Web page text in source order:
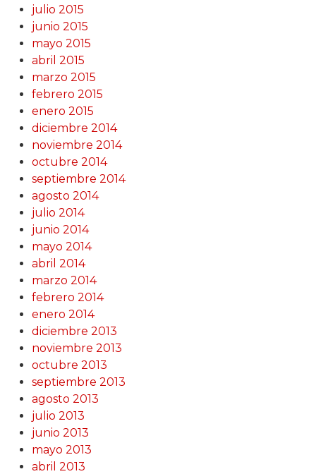
julio 2015
junio 2015
mayo 2015
abril 2015
marzo 2015
febrero 2015
enero 2015
diciembre 2014
noviembre 2014
octubre 2014
septiembre 2014
agosto 2014
julio 2014
junio 2014
mayo 2014
abril 2014
marzo 2014
febrero 2014
enero 2014
diciembre 2013
noviembre 2013
octubre 2013
septiembre 2013
agosto 2013
julio 2013
junio 2013
mayo 2013
abril 2013